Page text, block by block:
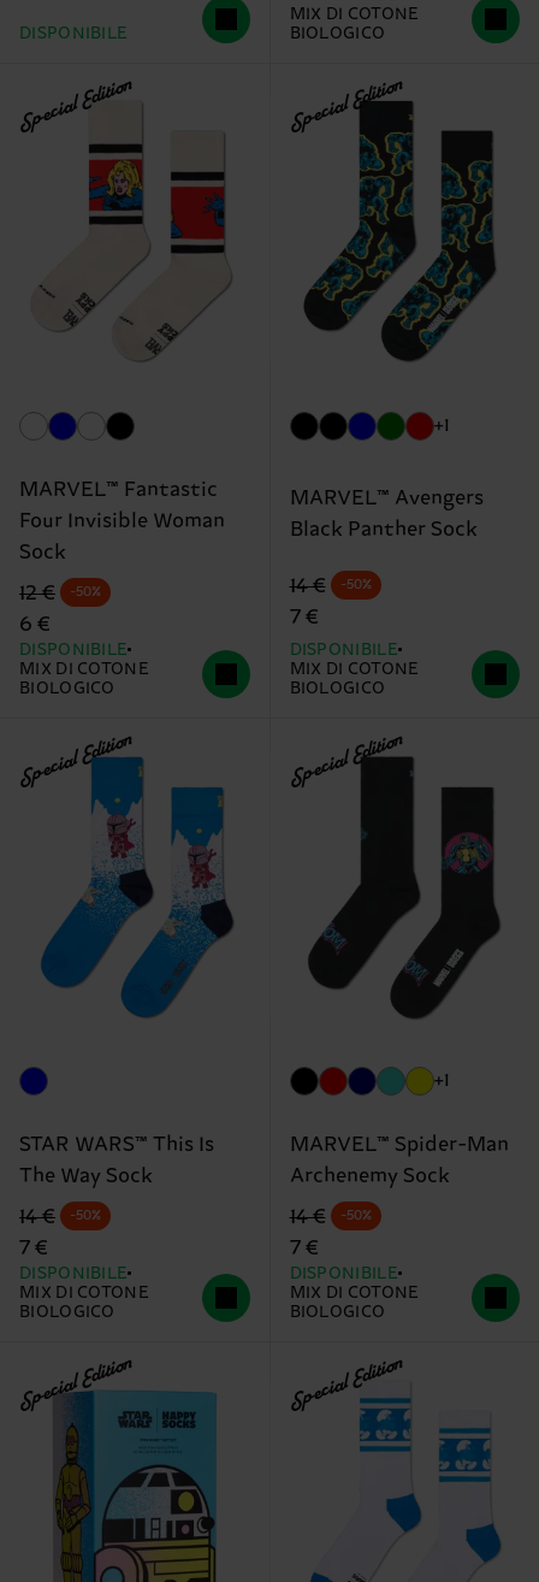
DISPONIBILE
MIX DI COTONE
BIOLOGICO
Special Edition
MARVEL™ Fantastic
Four Invisible Woman
Sock
Prezzo di partenza
12 €
prezzo scontato
6 €
-50%
DISPONIBILE
MIX DI COTONE
BIOLOGICO
Special Edition
+1
MARVEL™ Avengers
Black Panther Sock
Prezzo di partenza
14 €
prezzo scontato
7 €
-50%
DISPONIBILE
MIX DI COTONE
BIOLOGICO
Special Edition
STAR WARS™ This Is
The Way Sock
Prezzo di partenza
14 €
prezzo scontato
7 €
-50%
DISPONIBILE
MIX DI COTONE
BIOLOGICO
Special Edition
+1
MARVEL™ Spider-Man
Archenemy Sock
Prezzo di partenza
14 €
prezzo scontato
7 €
-50%
DISPONIBILE
MIX DI COTONE
BIOLOGICO
Special Edition Special Edition